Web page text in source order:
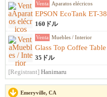
Venta Aparatos elécricos
160ドル
Venta Muebles / Interior
35ドル
[Registrant] Hanimaru
Emeryville, CA